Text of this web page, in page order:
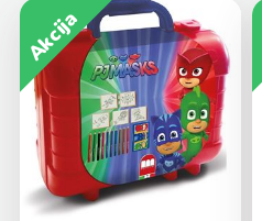
Akcija